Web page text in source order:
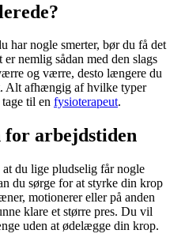
har nogle smerter, bør du få det
nemlig sådan med den slags
og værre, desto længere du
Alt afhængig af hvilke typer
til en fysioterapeut.
arbejdstiden
du lige pludselig får nogle
du sørge for at styrke din krop
motionerer eller på anden
klare et større pres. Du vil
uden at ødelægge din krop.